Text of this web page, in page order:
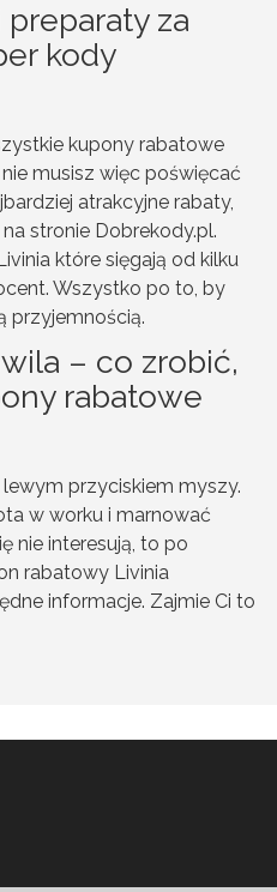
za
kody
kupony rabatowe
musisz więc poświęcać
atrakcyjne rabaty,
stronie Dobrekody.pl.
które sięgają od kilku
Wszystko po to, by
przyjemnością.
– co zrobić,
rabatowe
przyciskiem myszy.
w worku i marnować
nie interesują, to po
rabatowy Livinia
informacje. Zajmie Ci to